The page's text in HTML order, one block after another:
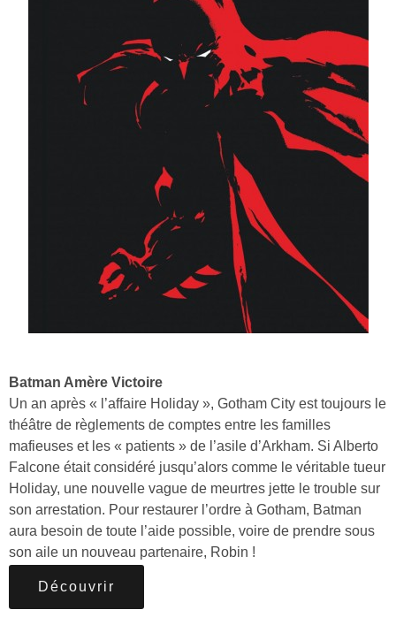
Batman Amère Victoire
Un an après « l’affaire Holiday », Gotham City est toujours le
théâtre de règlements de comptes entre les familles
mafieuses et les « patients » de l’asile d’Arkham. Si Alberto
Falcone était considéré jusqu’alors comme le véritable tueur
Holiday, une nouvelle vague de meurtres jette le trouble sur
son arrestation. Pour restaurer l’ordre à Gotham, Batman
aura besoin de toute l’aide possible, voire de prendre sous
son aile un nouveau partenaire, Robin !
Découvrir